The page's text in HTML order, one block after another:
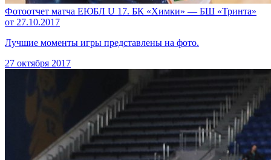
Фотоотчет матча ЕЮБЛ U 17. БК «Химки» — БШ «Тринта»
от 27.10.2017
Лучшие моменты игры представлены на фото.
27 октября 2017